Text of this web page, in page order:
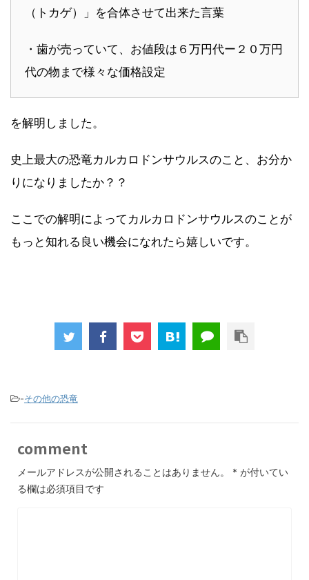
（トカゲ）」を合体させて出来た言葉
・歯が売っていて、お値段は６万円代ー２０万円
代の物まで様々な価格設定
を解明しました。
史上最大の恐竜カルカロドンサウルスのこと、お分か
りになりましたか？？
ここでの解明によってカルカロドンサウルスのことが
もっと知れる良い機会になれたら嬉しいです。
-その他の恐竜
comment
メールアドレスが公開されることはありません。 * が付いてい
る欄は必須項目です